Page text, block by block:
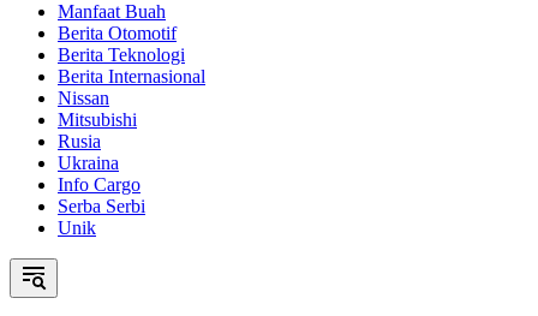
Manfaat Buah
Berita Otomotif
Berita Teknologi
Berita Internasional
Nissan
Mitsubishi
Rusia
Ukraina
Info Cargo
Serba Serbi
Unik